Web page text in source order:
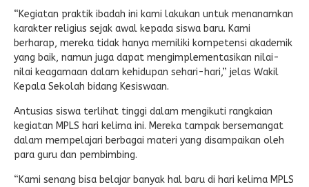
“Kegiatan praktik ibadah ini kami lakukan untuk menanamkan
karakter religius sejak awal kepada siswa baru. Kami
berharap, mereka tidak hanya memiliki kompetensi akademik
yang baik, namun juga dapat mengimplementasikan nilai-
nilai keagamaan dalam kehidupan sehari-hari,” jelas Wakil
Kepala Sekolah bidang Kesiswaan.
Antusias siswa terlihat tinggi dalam mengikuti rangkaian
kegiatan MPLS hari kelima ini. Mereka tampak bersemangat
dalam mempelajari berbagai materi yang disampaikan oleh
para guru dan pembimbing.
“Kami senang bisa belajar banyak hal baru di hari kelima MPLS